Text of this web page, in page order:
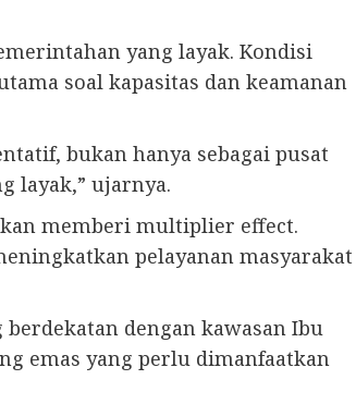
yang layak. Kondisi
soal kapasitas dan keamanan
bukan hanya sebagai pusat
layak,” ujarnya.
memberi multiplier effect.
pelayanan masyarakat
dengan kawasan Ibu
emas yang perlu dimanfaatkan